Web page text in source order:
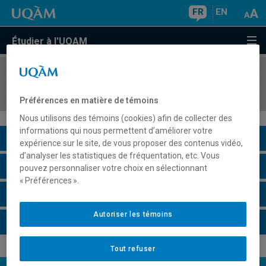
FR EN
Étudier à l'UQAM
COURS//
Description du cours
Horaire - Été 2026
Préférences en matière de témoins
Nous utilisons des témoins (cookies) afin de collecter des
informations qui nous permettent d’améliorer votre
expérience sur le site, de vous proposer des contenus vidéo,
d’analyser les statistiques de fréquentation, etc. Vous
pouvez personnaliser votre choix en sélectionnant
« Préférences ».
Tout refuser
Autoriser les témoins